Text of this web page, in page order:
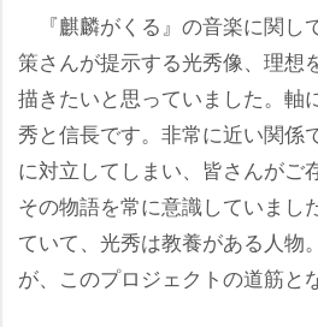
『麒麟がくる』の音楽に関し
策さんが提示する光秀像、理想
描きたいと思っていました。軸
秀と信長です。非常に近い関係
に対立してしまい、皆さんがご
その物語を常に意識していまし
ていて、光秀は教養がある人物
が、このプロジェクトの道筋と